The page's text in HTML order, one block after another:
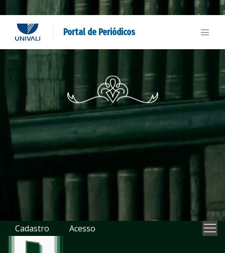
Portal de Periódicos
Cadastro Acesso